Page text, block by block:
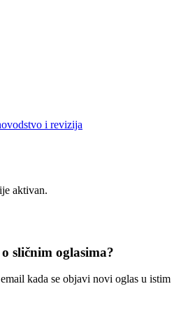
i revizija
aktivan.
sličnim oglasima?
kada se objavi novi oglas u istim